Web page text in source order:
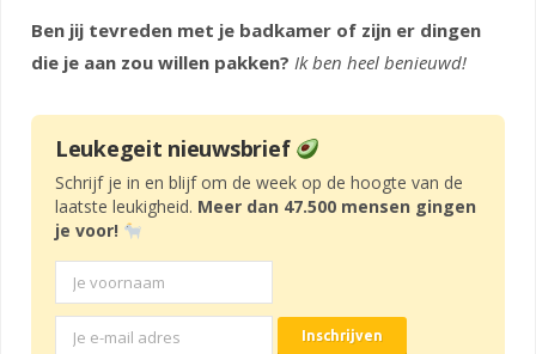
Ben jij tevreden met je badkamer of zijn er dingen
die je aan zou willen pakken? Ik ben heel benieuwd!
Leukegeit nieuwsbrief
Schrijf je in en blijf om de week op de hoogte van de
laatste leukigheid. Meer dan 47.500 mensen gingen
je voor!